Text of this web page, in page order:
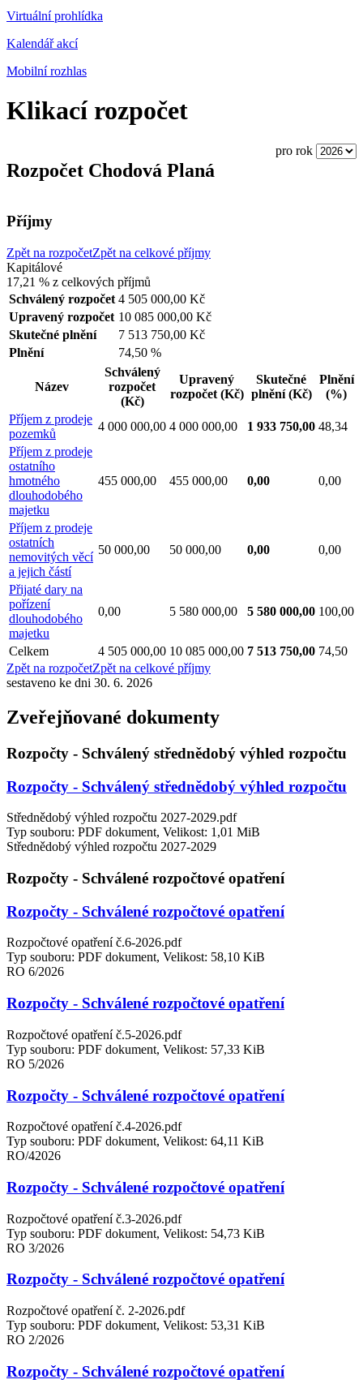
Virtuální prohlídka
Kalendář akcí
Mobilní rozhlas
Klikací rozpočet
pro rok
Rozpočet Chodová Planá
Příjmy
Zpět na rozpočetZpět na celkové příjmy
Kapitálové
17,21 % z celkových příjmů
Schválený rozpočet 4 505 000,00 Kč
Upravený rozpočet 10 085 000,00 Kč
Skutečné plnění
7 513 750,00 Kč
Plnění
74,50 %
Název
Schválený
rozpočet
(Kč)
Upravený
rozpočet (Kč)
Skutečné
plnění(Kč)
Plnění
(%)
Příjem z prodeje
pozemků
4 000 000,00 4 000 000,00 1 933 750,00 48,34
Příjem z prodeje
ostatního
hmotného
dlouhodobého
majetku
455 000,00 455 000,00 0,00 0,00
Příjem z prodeje
ostatních
nemovitých věcí
a jejich částí
50 000,00 50 000,00 0,00 0,00
Přijaté dary na
pořízení
dlouhodobého
majetku
0,00 5 580 000,00 5 580 000,00 100,00
Celkem 4 505 000,00 10 085 000,00 7 513 750,00 74,50
Zpět na rozpočetZpět na celkové příjmy
sestaveno ke dni 30. 6. 2026
Zveřejňované dokumenty
Rozpočty - Schválený střednědobý výhled rozpočtu
Rozpočty - Schválený střednědobý výhled rozpočtu
Střednědobý výhled rozpočtu 2027-2029.pdf
Typ souboru: PDF dokument, Velikost: 1,01 MiB
Střednědobý výhled rozpočtu 2027-2029
Rozpočty - Schválené rozpočtové opatření
Rozpočty - Schválené rozpočtové opatření
Rozpočtové opatření č.6-2026.pdf
Typ souboru: PDF dokument, Velikost: 58,10 KiB
RO 6/2026
Rozpočty - Schválené rozpočtové opatření
Rozpočtové opatření č.5-2026.pdf
Typ souboru: PDF dokument, Velikost: 57,33 KiB
RO 5/2026
Rozpočty - Schválené rozpočtové opatření
Rozpočtové opatření č.4-2026.pdf
Typ souboru: PDF dokument, Velikost: 64,11 KiB
RO/42026
Rozpočty - Schválené rozpočtové opatření
Rozpočtové opatření č.3-2026.pdf
Typ souboru: PDF dokument, Velikost: 54,73 KiB
RO 3/2026
Rozpočty - Schválené rozpočtové opatření
Rozpočtové opatření č. 2-2026.pdf
Typ souboru: PDF dokument, Velikost: 53,31 KiB
RO 2/2026
Rozpočty - Schválené rozpočtové opatření